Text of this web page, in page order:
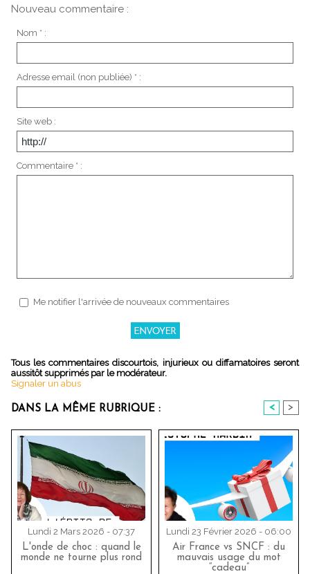
Nouveau commentaire :
Nom * :
Adresse email (non publiée) * :
Site web :
Commentaire * :
Me notifier l'arrivée de nouveaux commentaires
Tous les commentaires discourtois, injurieux ou diffamatoires seront
aussitôt supprimés par le modérateur.
Signaler un abus
DANS LA MÊME RUBRIQUE : < >
Lundi 2 Mars 2026 - 07:37
L'onde de choc : quand le
monde ne tourne plus rond
Lundi 23 Février 2026 - 06:00
Air France vs SNCF : du
mauvais usage du mot
“cadeau”